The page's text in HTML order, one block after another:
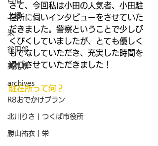
上郷
栄
谷田部
高見原
archives
R8おでかけプラン
北川りさ | つくば市役所
勝山祐衣 | 栄
さて、今回私は小田の人気者、小田駐
在所に伺いインタビューをさせていた
だきました。警察ということで少しび
くびくしていましたが、とても優しく
もてなしていただき、充実した時間を
過ごさせていただきました！
駐在所って何？